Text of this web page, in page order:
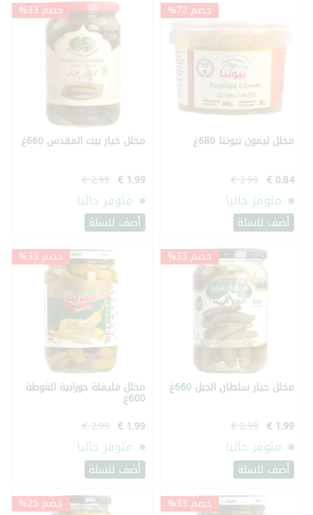
خصم 72%
مخلل ليمون بيوتنا 680غ
متوفر حاليا
أضف للسلة
خصم 33%
مخلل خيار بيت المقدس 660غ
متوفر حاليا
أضف للسلة
خصم 33%
مخلل خيار سلطان الجبل 660غ
متوفر حاليا
أضف للسلة
خصم 33%
مخلل فليفلة حورانية الغوطة
600غ
متوفر حاليا
أضف للسلة
خصم 33% خصم 25%